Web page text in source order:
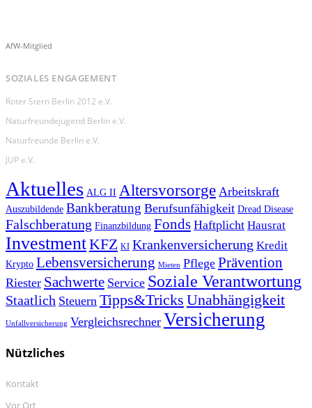
AfW-Mitglied
SOZIALES ENGAGEMENT
Roter Stern Berlin 2012 e.V.
Naturfreundejugend Berlin e.V.
Naturfreunde Berlin e.V.
JUP e.V.
Aktuelles ALG II Altersvorsorge Arbeitskraft
Auszubildende Bankberatung Berufsunfähigkeit Dread Disease
Falschberatung Finanzbildung Fonds Haftplicht Hausrat
InvestmentKFZ KI Krankenversicherung Kredit
Krypto Lebensversicherung Mieten Pflege Prävention
Riester Sachwerte Service Soziale Verantwortung
Staatlich Steuern Tipps&Tricks Unabhängigkeit
Unfallversicherung Vergleichsrechner Versicherung
Nützliches
Kontakt
Vor Ort